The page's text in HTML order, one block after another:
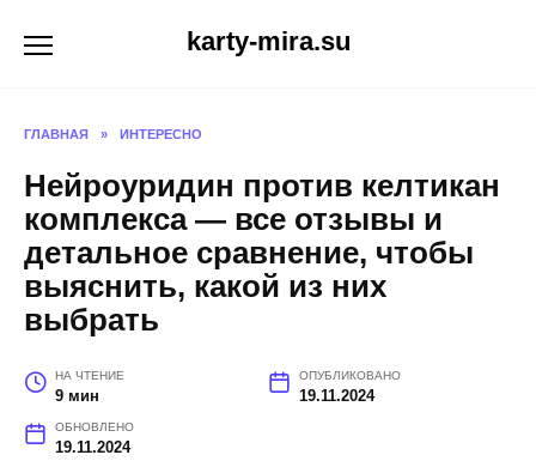
karty-mira.su
ГЛАВНАЯ » ИНТЕРЕСНО
Нейроуридин против келтикан
комплекса — все отзывы и
детальное сравнение, чтобы
выяснить, какой из них
выбрать
НА ЧТЕНИЕ
9 мин
ОПУБЛИКОВАНО
19.11.2024
ОБНОВЛЕНО
19.11.2024